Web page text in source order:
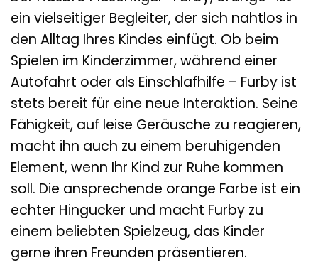
ein vielseitiger Begleiter, der sich nahtlos in
den Alltag Ihres Kindes einfügt. Ob beim
Spielen im Kinderzimmer, während einer
Autofahrt oder als Einschlafhilfe – Furby ist
stets bereit für eine neue Interaktion. Seine
Fähigkeit, auf leise Geräusche zu reagieren,
macht ihn auch zu einem beruhigenden
Element, wenn Ihr Kind zur Ruhe kommen
soll. Die ansprechende orange Farbe ist ein
echter Hingucker und macht Furby zu
einem beliebten Spielzeug, das Kinder
gerne ihren Freunden präsentieren.